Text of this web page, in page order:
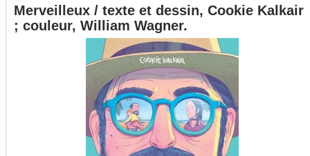
Merveilleux / texte et dessin, Cookie Kalkair
; couleur, William Wagner.